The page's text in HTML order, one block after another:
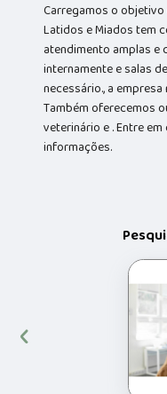
Carregamos o objetivo
Latidos e Miados tem
atendimento amplas e
internamente e salas
necessário., a
Também oferecemos
veterinário e . Entre
informações.
‹